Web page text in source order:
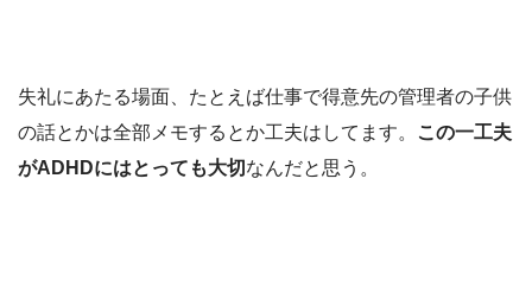
失礼にあたる場面、たとえば仕事で得意先の管理者の子供
の話とかは全部メモするとか工夫はしてます。
この一工夫
がADHDにはとっても大切 なんだと思う。